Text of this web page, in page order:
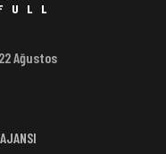
22 Ağustos